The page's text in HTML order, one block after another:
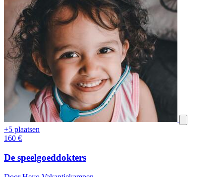
+5 plaatsen
160 €
De speelgoeddokters